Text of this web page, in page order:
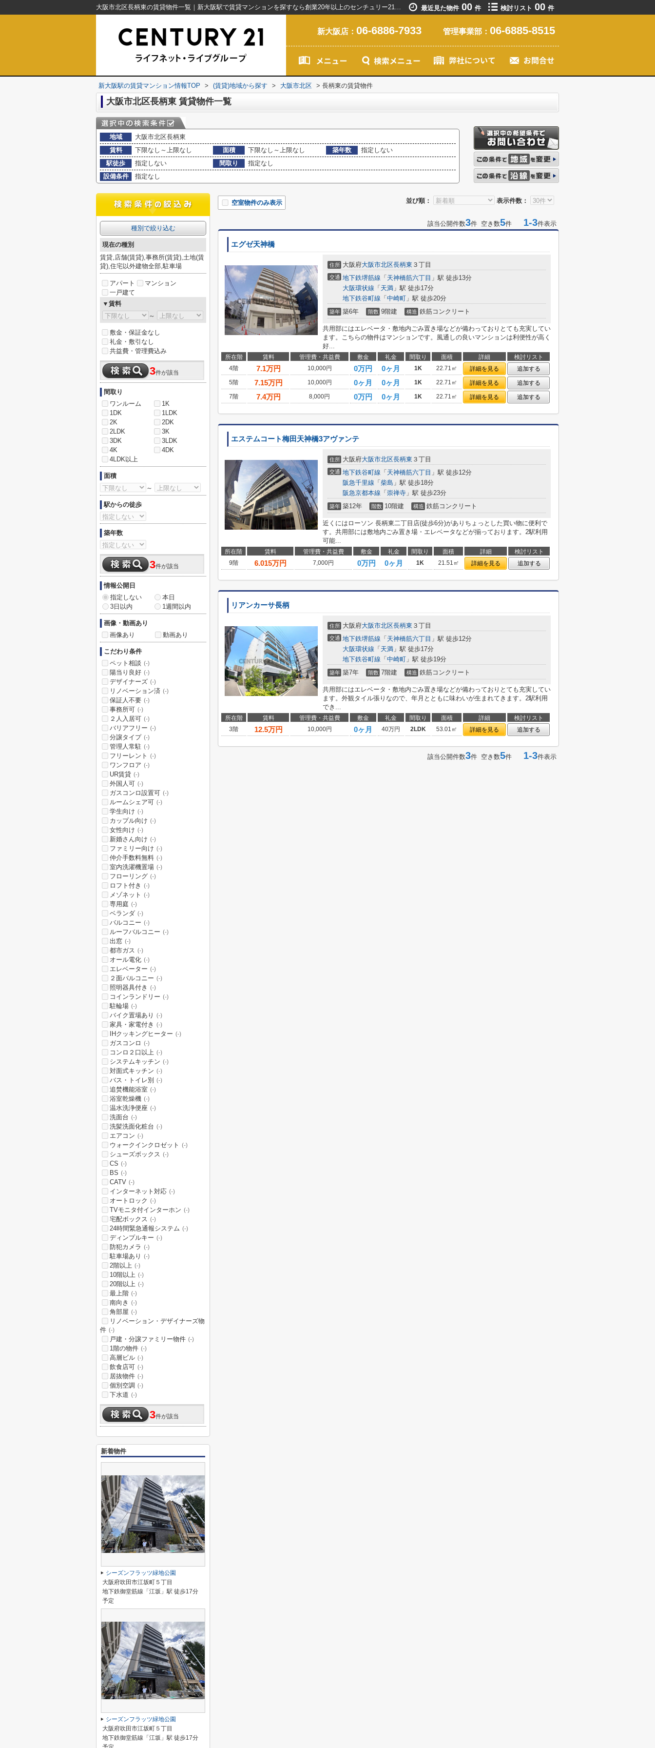
大阪市北区長柄東の賃貸物件一覧｜新大阪駅で賃貸マンションを探すなら創業20年以上のセンチュリー21ライフネット・ライブグループ 最近見た物件 00 件 検討リスト 00 件
新大阪店： 06-6886-7933 管理事業部： 06-6885-8515
新大阪駅の賃貸マンション情報TOP > (賃貸)地域から探す > 大阪市北区 > 長柄東の賃貸物件
大阪市北区長柄東 賃貸物件一覧
地域
大阪市北区長柄東
賃料
下限なし～上限なし 面積 下限なし～上限なし 築年数
指定しない
駅徒歩
指定しない 間取り
指定なし
設備条件
指定なし
並び順： 表示件数：
空室物件のみ表示
該当公開件数3件 空き数5件 1-3件表示
エグゼ天神橋
住所 大阪府大阪市北区長柄東 ３丁目
交通 地下鉄堺筋線 「 天神橋筋六丁目 」駅 徒歩13分
大阪環状線 「 天満 」駅 徒歩17分
地下鉄谷町線 「 中崎町 」駅 徒歩20分
築年 築6年 階数 9階建 構造 鉄筋コンクリート
共用部にはエレベータ・敷地内ごみ置き場などが備わっておりとても充実してい
ます。こちらの物件はマンションです。風通しの良いマンションは利便性が高く
好...
所在階 賃料 管理費・共益費 敷金 礼金 間取り 面積 詳細
検討リスト
4階
7.1万円 10,000円 0万円 0ヶ月 1K 22.71㎡ 詳細を見る
追加する
5階
7.15万円 10,000円 0ヶ月 0ヶ月 1K 22.71㎡ 詳細を見る
追加する
7階
7.4万円 8,000円 0万円 0ヶ月 1K 22.71㎡ 詳細を見る 追加する
エステムコート梅田天神橋3アヴァンテ
住所 大阪府大阪市北区長柄東 ３丁目
交通 地下鉄谷町線 「 天神橋筋六丁目 」駅 徒歩12分
阪急千里線 「 柴島 」駅 徒歩18分
阪急京都本線 「 崇禅寺 」駅 徒歩23分
築年 築12年 階数 10階建 構造 鉄筋コンクリート
近くにはローソン 長柄東二丁目店(徒歩6分)がありちょっとした買い物に便利で
す。共用部には敷地内ごみ置き場・エレベータなどが揃っております。2駅利用
可能...
所在階 賃料 管理費・共益費 敷金 礼金 間取り 面積 詳細
検討リスト
9階
6.015万円 7,000円 0万円 0ヶ月 1K 21.51㎡ 詳細を見る 追加する
リアンカーサ長柄
住所 大阪府大阪市北区長柄東 ３丁目
交通 地下鉄堺筋線 「 天神橋筋六丁目 」駅 徒歩12分
大阪環状線 「 天満 」駅 徒歩17分
地下鉄谷町線 「 中崎町 」駅 徒歩19分
築年 築7年 階数 7階建 構造 鉄筋コンクリート
共用部にはエレベータ・敷地内ごみ置き場などが備わっておりとても充実してい
ます。外観タイル張りなので、年月とともに味わいが生まれてきます。2駅利用
でき...
所在階 賃料 管理費・共益費 敷金 礼金 間取り 面積 詳細
検討リスト
3階
12.5万円 10,000円 0ヶ月 40万円 2LDK 53.01㎡ 詳細を見る 追加する
該当公開件数3件 空き数5件 1-3件表示
種別で絞り込む
現在の種別
賃貸,店舗(賃貸),事務所(賃貸),土地(賃
貸),住宅以外建物全部,駐車場
アパート
マンション
一戸建て
▼賃料
～
敷金・保証金なし
礼金・敷引なし
共益費・管理費込み
3件が該当
間取り
ワンルーム
1K
1DK
1LDK
2K
2DK
2LDK
3K
3DK
3LDK
4K
4DK
4LDK以上
面積
～
駅からの徒歩
築年数
3件が該当
情報公開日
指定しない
本日
3日以内
1週間以内
画像・動画あり
画像あり
動画あり
こだわり条件
ペット相談 (-)
陽当り良好 (-)
デザイナーズ (-)
リノベーション済 (-)
保証人不要 (-)
事務所可 (-)
２人入居可 (-)
バリアフリー (-)
分譲タイプ (-)
管理人常駐 (-)
フリーレント (-)
ワンフロア (-)
UR賃貸 (-)
外国人可 (-)
ガスコンロ設置可 (-)
ルームシェア可 (-)
学生向け (-)
カップル向け (-)
女性向け (-)
新婚さん向け (-)
ファミリー向け (-)
仲介手数料無料 (-)
室内洗濯機置場 (-)
フローリング (-)
ロフト付き (-)
メゾネット (-)
専用庭 (-)
ベランダ (-)
バルコニー (-)
ルーフバルコニー (-)
出窓 (-)
都市ガス (-)
オール電化 (-)
エレベーター (-)
２面バルコニー (-)
照明器具付き (-)
コインランドリー (-)
駐輪場 (-)
バイク置場あり (-)
家具・家電付き (-)
IHクッキングヒーター (-)
ガスコンロ (-)
コンロ２口以上 (-)
システムキッチン (-)
対面式キッチン (-)
バス・トイレ別 (-)
追焚機能浴室 (-)
浴室乾燥機 (-)
温水洗浄便座 (-)
洗面台 (-)
洗髪洗面化粧台 (-)
エアコン (-)
ウォークインクロゼット (-)
シューズボックス (-)
CS (-)
BS (-)
CATV (-)
インターネット対応 (-)
オートロック (-)
TVモニタ付インターホン (-)
宅配ボックス (-)
24時間緊急通報システム (-)
ディンプルキー (-)
防犯カメラ (-)
駐車場あり (-)
2階以上 (-)
10階以上 (-)
20階以上 (-)
最上階 (-)
南向き (-)
角部屋 (-)
リノベーション・デザイナーズ物
件 (-)
戸建・分譲ファミリー物件 (-)
1階の物件 (-)
高層ビル (-)
飲食店可 (-)
居抜物件 (-)
個別空調 (-)
下水道 (-)
3件が該当
新着物件
シーズンフラッツ緑地公園
大阪府吹田市江坂町５丁目
地下鉄御堂筋線「江坂」駅 徒歩17分
予定
シーズンフラッツ緑地公園
大阪府吹田市江坂町５丁目
地下鉄御堂筋線「江坂」駅 徒歩17分